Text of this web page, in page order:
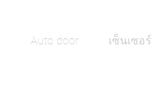
Auto door เซ็นเซอร์